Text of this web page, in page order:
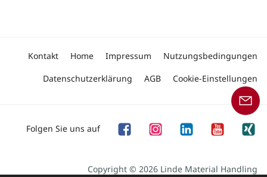
Kontakt Home Impressum
Nutzungsbedingungen
Datenschutzerklärung
AGB Cookie-Einstellungen
Folgen Sie uns auf
Copyright © 2026 Linde Material Handling